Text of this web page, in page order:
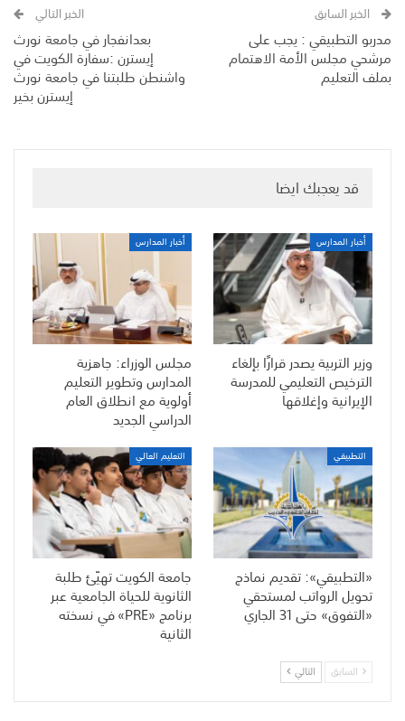
الخبر السابق
مدربو التطبيقي : يجب على
مرشحي مجلس الأمة الاهتمام
بملف التعليم
الخبر التالي
بعدانفجار في جامعة نورث
إيسترن :سفارة الكويت في
واشنطن طلبتنا في جامعة نورث
إيسترن بخير
قد يعجبك ايضا
أخبار المدارس
وزير التربية يصدر قرارًا بإلغاء
الترخيص التعليمي للمدرسة
الإيرانية وإغلاقها
أخبار المدارس
مجلس الوزراء: جاهزية
المدارس وتطوير التعليم
أولوية مع انطلاق العام
الدراسي الجديد
التطبيقي
«التطبيقي»: تقديم نماذج
تحويل الرواتب لمستحقي
«التفوق» حتى 31 الجاري
التعليم العالي
جامعة الكويت تهيّئ طلبة
الثانوية للحياة الجامعية عبر
برنامج «PRE» في نسخته
الثانية
السابق التالي